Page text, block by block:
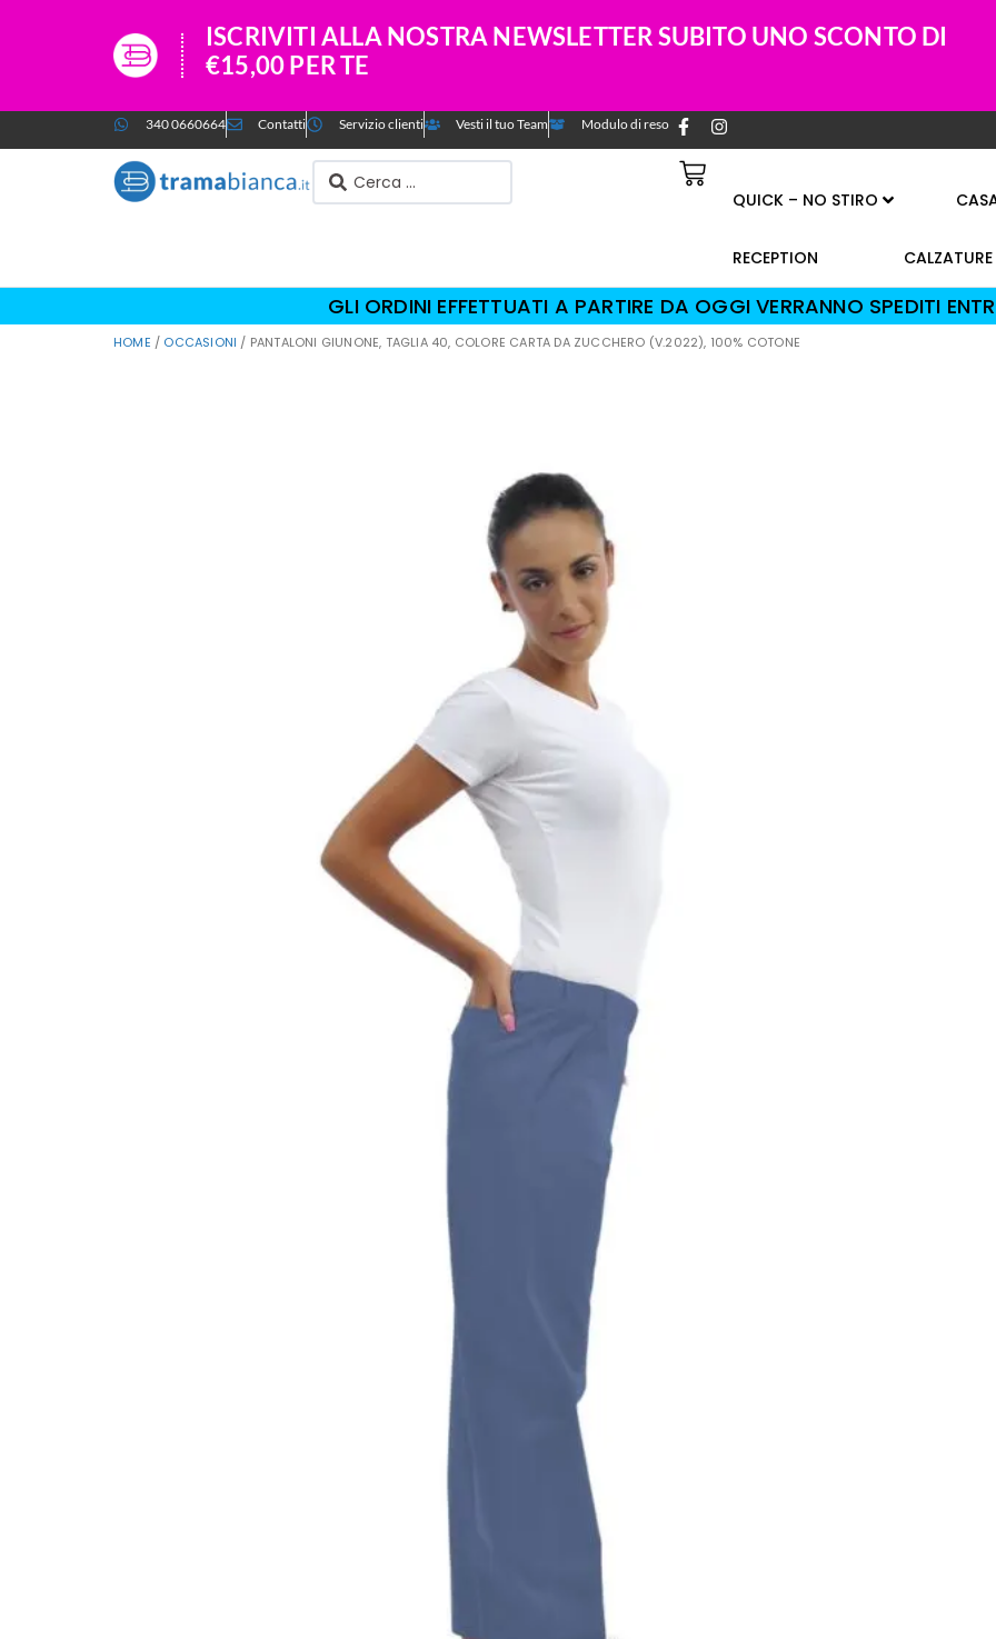
ISCRIVITI ALLA NOSTRA NEWSLETTER SUBITO UNO SCONTO DI
€15,00 PER TE
340 0660664 Contatti Servizio clienti Vesti il tuo Team Modulo di reso
QUICK – NO STIRO
RECEPTION CALZATURE
GLI ORDINI EFFETTUATI A PARTIRE DA OGGI VERRANNO SPEDITI
HOME / OCCASIONI / PANTALONI GIUNONE, TAGLIA 40, COLORE CARTA DA ZUCCHERO (V.2022), 100% COTONE